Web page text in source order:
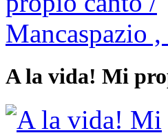
A la vida! Mi